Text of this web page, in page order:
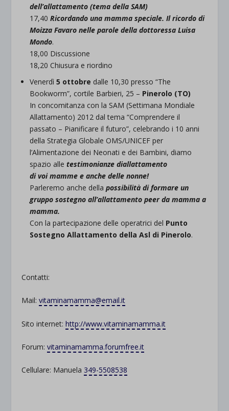
dell’allattamento (tema della SAM)
17,40Ricordando una mamma speciale. Il ricordo di
Moizza Favaro nelle parole della dottoressa Luisa
Mondo.
18,00 Discussione
18,20 Chiusura e riordino
Venerdì5 ottobre dalle 10,30 presso “The
Bookworm”, cortile Barbieri, 25 – Pinerolo (TO)
In concomitanza con la SAM (Settimana Mondiale
Allattamento) 2012 dal tema “Comprendere il
passato – Pianificare il futuro”, celebrando i 10 anni
della Strategia Globale OMS/UNICEF per
l’Alimentazione dei Neonati e dei Bambini, diamo
spazio alletestimonianze diallattamento
di voi mamme e anche delle nonne!
Parleremo anche dellapossibilità di formare un
gruppo sostegno all’allattamento peer da mamma a
mamma.
Con la partecipazione delle operatrici del Punto
Sostegno Allattamento della Asl di Pinerolo.
Contatti:
Mail:vitaminamamma@email.it
Sito internet:http://www.vitaminamamma.it
Forum:vitaminamamma.forumfree.it
Cellulare: Manuela 349-5508538